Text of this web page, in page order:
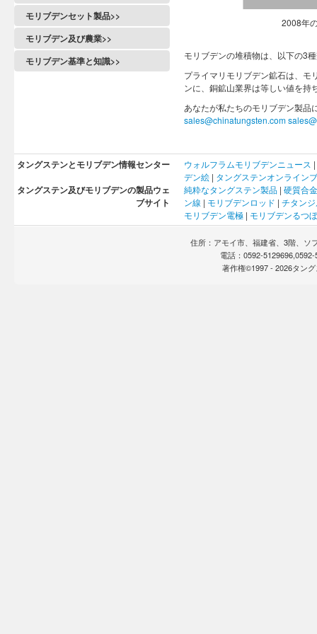
モリブデンセット製品>>
モリブデン及び農業>>
モリブデン基準と知識>>
2008年
モリブデンの堆積物は、以下の3
プライマリモリブデン鉱石は、モ
ンに、銅鉱山業界は等しい値を持
あなたが私たちのモリブデン製品
sales@chinatungsten.com
タングステンとモリブデン情報センター ウォルフラムモリブデンニュース |
デン絵 | タングステンオンライン
タングステン及びモリブデンの製品ウェ
ブサイト
純粋なタングステン製品 | 硬質合金
ン線 | モリブデンロッド | チタン
モリブデン電極 | モリブデンるつぼ
住所：アモイ市、福建省、3階、ソ
電話：0592-
著作権©1997 - 2026タン